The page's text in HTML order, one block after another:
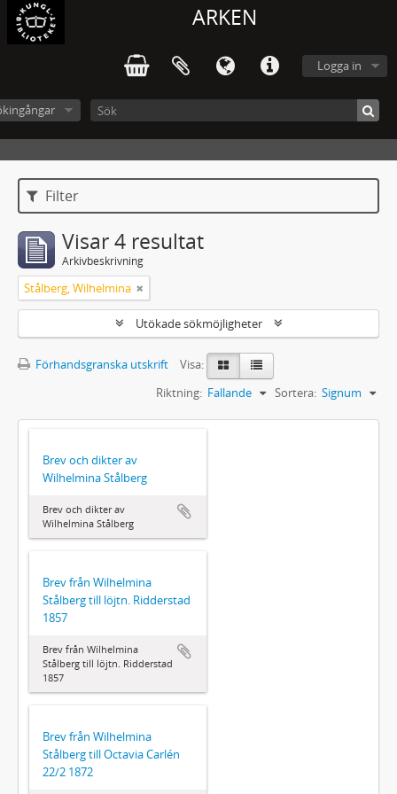
ARKEN
Logga in
Filter
Visar 4 resultat
Arkivbeskrivning
Stålberg, Wilhelmina
Utökade sökmöjligheter
Förhandsgranska utskrift
Visa:
Sortera: Signum
Riktning: Fallande
Brev och dikter av
Wilhelmina Stålberg
Brev och dikter av
Wilhelmina Stålberg
Brev från Wilhelmina
Stålberg till löjtn. Ridderstad
1857
Brev från Wilhelmina
Stålberg till löjtn. Ridderstad
1857
Brev från Wilhelmina
Stålberg till Octavia Carlén
22/2 1872